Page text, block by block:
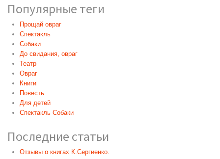
Популярные теги
Прощай овраг
Спектакль
Собаки
До свидания, овраг
Театр
Овраг
Книги
Повесть
Для детей
Спектакль Собаки
Последние статьи
Отзывы о книгах К.Сергиенко.